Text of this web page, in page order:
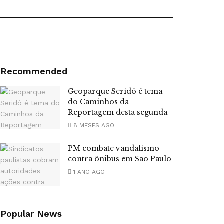
Recommended
Geoparque Seridó é tema
do Caminhos da
Reportagem desta segunda
8 MESES AGO
PM combate vandalismo
contra ônibus em São Paulo
1 ANO AGO
Popular News